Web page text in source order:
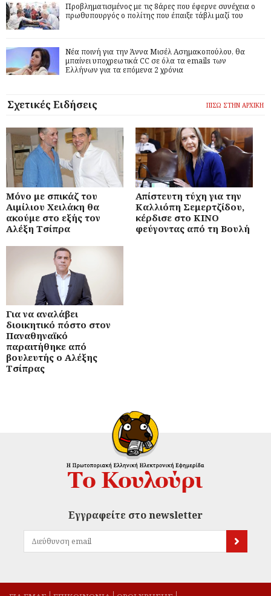
Προβληματισμένος με τις 8άρες που έφερνε συνέχεια ο
πρωθυπουργός ο πολίτης που έπαιξε τάβλι μαζί του
Νέα ποινή για την Άννα Μισέλ Ασημακοπούλου, θα
μπαίνει υποχρεωτικά CC σε όλα τα emails των
Ελλήνων για τα επόμενα 2 χρόνια
Σχετικές Ειδήσεις ΠΙΣΩ ΣΤΗΝ ΑΡΧΙΚΗ
Μόνο με σπικάζ του
Αιμίλιου Χειλάκη θα
ακούμε στο εξής τον
Αλέξη Τσίπρα
Απίστευτη τύχη για την
Καλλιόπη Σεμερτζίδου,
κέρδισε στο ΚΙΝΟ
φεύγοντας από τη Βουλή
Για να αναλάβει
διοικητικό πόστο στον
Παναθηναϊκό
παραιτήθηκε από
βουλευτής ο Αλέξης
Τσίπρας
Εγγραφείτε στο newsletter